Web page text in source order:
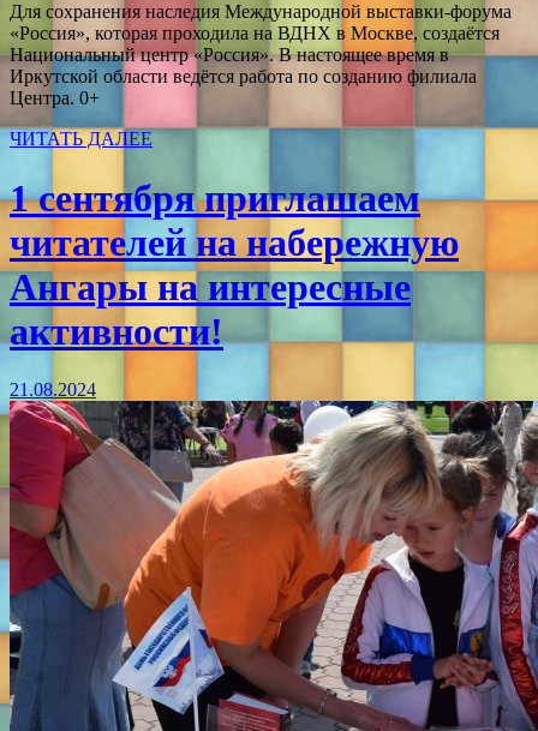
Для сохранения наследия Международной выставки-форума
«Россия», которая проходила на ВДНХ в Москве, создаётся
Национальный центр «Россия». В настоящее время в
Иркутской области ведётся работа по созданию филиала
Центра. 0+
ЧИТАТЬ ДАЛЕЕ
1 сентября приглашаем
читателей на набережную
Ангары на интересные
активности!
21.08.2024